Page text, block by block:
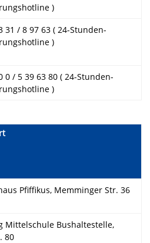
)
31 / 8 97 63 ( 24-Stunden-
)
0 / 5 39 63 80 ( 24-Stunden-
)
Pfiffikus, Memminger Str. 36
Mittelschule Bushaltestelle,
80